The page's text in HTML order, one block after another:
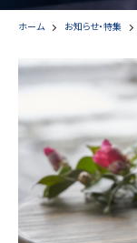
ホーム お知らせ・特集